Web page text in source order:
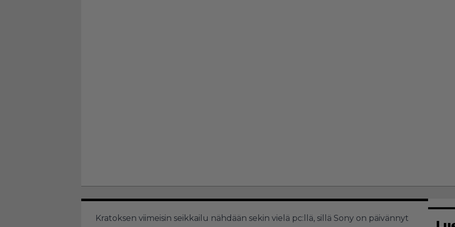
Kratoksen viimeisin seikkailu nähdään sekin vielä pc:llä, sillä Sony on päivännyt